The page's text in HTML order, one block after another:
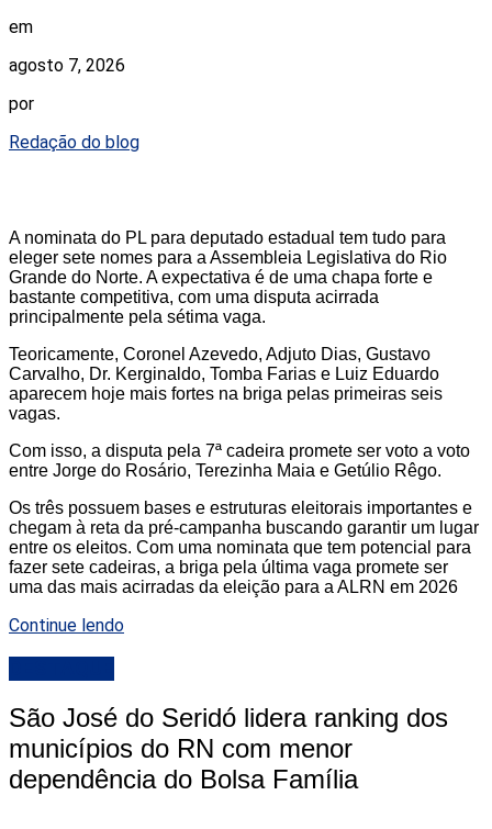
em
agosto 7, 2026
por
Redação do blog
A nominata do PL para deputado estadual tem tudo para
eleger sete nomes para a Assembleia Legislativa do Rio
Grande do Norte. A expectativa é de uma chapa forte e
bastante competitiva, com uma disputa acirrada
principalmente pela sétima vaga.
Teoricamente, Coronel Azevedo, Adjuto Dias, Gustavo
Carvalho, Dr. Kerginaldo, Tomba Farias e Luiz Eduardo
aparecem hoje mais fortes na briga pelas primeiras seis
vagas.
Com isso, a disputa pela 7ª cadeira promete ser voto a voto
entre Jorge do Rosário, Terezinha Maia e Getúlio Rêgo.
Os três possuem bases e estruturas eleitorais importantes e
chegam à reta da pré-campanha buscando garantir um lugar
entre os eleitos. Com uma nominata que tem potencial para
fazer sete cadeiras, a briga pela última vaga promete ser
uma das mais acirradas da eleição para a ALRN em 2026
Continue lendo
São José do Seridó lidera ranking dos
municípios do RN com menor
dependência do Bolsa Família